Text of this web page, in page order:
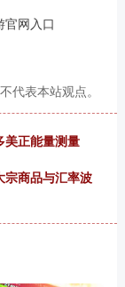
官网入口
代表本站观点。
美正能量测量
宗商品与汇率波